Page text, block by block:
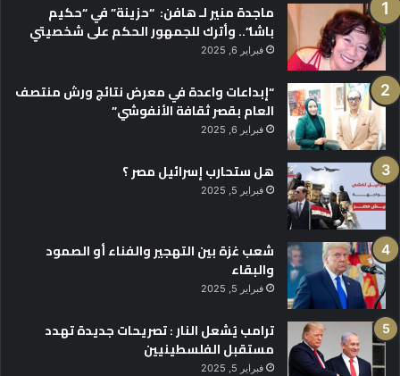
ماجدة منير لـ هافن: “حزينة” في “حكيم
باشا”.. وأترك للجمهور الحكم على شخصيتي
فبراير 6, 2025
“إبداعات واعدة في معرض نتائج ورش منتصف
العام بقصر ثقافة الأنفوشي”
فبراير 6, 2025
هل ستحارب إسرائيل مصر ؟
فبراير 5, 2025
شعب غزة بين التهجير والفناء أو الصمود
والبقاء
فبراير 5, 2025
ترامب يُشعل النار : تصريحات جديدة تهدد
مستقبل الفلسطينيين
فبراير 5, 2025